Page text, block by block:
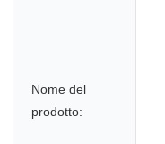
Nome del
prodotto: